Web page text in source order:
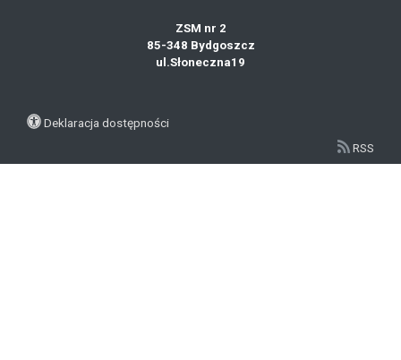
ZSM nr 2
85-348 Bydgoszcz
ul.Słoneczna19
Deklaracja dostępności
RSS